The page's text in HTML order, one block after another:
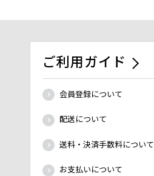
ご利用ガイド
会員登録について
配送について
送料・決済手数料について
お支払いについて